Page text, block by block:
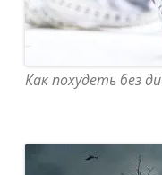
Как похудеть без